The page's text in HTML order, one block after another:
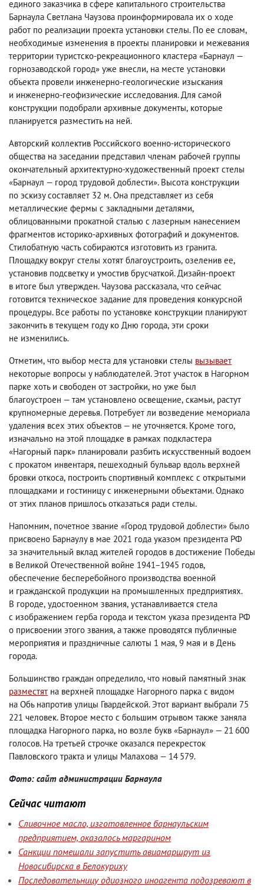
единого заказчика в сфере капитального строительства
Барнаула Светлана Чаузова проинформировала их о ходе
работ по реализации проекта установки стелы. По ее словам,
необходимые изменения в проекты планировки и межевания
территории туристско-рекреационного кластера «Барнаул —
горнозаводской город» уже внесли, на месте установки
объекта провели инженерно-геологические изыскания
и инженерно-геофизические исследования. Для самой
конструкции подобрали архивные документы, которые
планируется разместить на ней.
Авторский коллектив Российского военно-исторического
общества на заседании представил членам рабочей группы
окончательный архитектурно-художественный проект стелы
«Барнаул — город трудовой доблести». Высота конструкции
по эскизу составляет 32 м. Она представляет из себя
металлические фермы с закладными деталями,
облицованными прокатной сталью с лазерным нанесением
фрагментов историко-архивных фотографий и документов.
Стилобатную часть собираются изготовить из гранита.
Площадку вокруг стелы хотят благоустроить, озеленив ее,
установив подсветку и умостив брусчаткой. Дизайн-проект
в итоге был утвержден. Чаузова рассказала, что сейчас
готовится техническое задание для проведения конкурсной
процедуры. Все работы по установке конструкции планируют
закончить в текущем году ко Дню города, эти сроки
не изменились.
Отметим, что выбор места для установки стелы вызывает
некоторые вопросы у наблюдателей. Этот участок в Нагорном
парке хоть и свободен от застройки, но уже был
благоустроен — там установлено освещение, скамьи, растут
крупномерные деревья. Потребует ли возведение мемориала
удаления всех этих объектов — не уточняется. Кроме того,
изначально на этой площадке в рамках подкластера
«Нагорный парк» планировали разбить искусственный водоем
с прокатом инвентаря, пешеходный бульвар вдоль верхней
бровки откоса, построить спортивный комплекс с открытыми
площадками и гостиницу с инженерными объектами. Однако
от этих планов пришлось отказаться ради стелы.
Напомним, почетное звание «Город трудовой доблести» было
присвоено Барнаулу в мае 2021 года указом президента РФ
за значительный вклад жителей городов в достижение Победы
в Великой Отечественной войне 1941−1945 годов,
обеспечение бесперебойного производства военной
и гражданской продукции на промышленных предприятиях.
В городе, удостоенном звания, устанавливается стела
с изображением герба города и текстом указа президента РФ
о присвоении этого звания, а также проводятся публичные
мероприятия и праздничные салюты 1 мая, 9 мая и в День
города.
Большинство граждан определило, что новый памятный знак
разместят на верхней площадке Нагорного парка с видом
на Обь напротив улицы Гвардейской. Этот вариант выбрали 75
221 человек. Второе место с большим отрывом также заняла
площадка Нагорного парка, но возле букв «Барнаул» — 21 600
голосов. На третьей строчке оказался перекресток
Павловского тракта и улицы Малахова — 14 579.
Фото: сайт администрации Барнаула
Сейчас читают
Сливочное масло, изготовленное барнаульским
предприятием, оказалось маргарином
Санкции помешали запустить авиамаршрут из
Новосибирска в Белокуриху
Последовательницу одиозного иноагента подозревают в